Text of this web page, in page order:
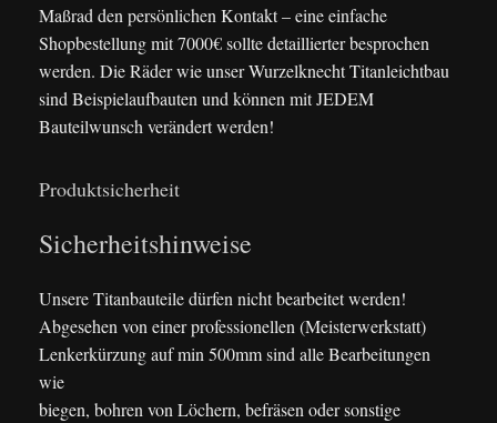
Maßrad den persönlichen Kontakt – eine einfache
Shopbestellung mit 7000€ sollte detaillierter besprochen
werden. Die Räder wie unser Wurzelknecht Titanleichtbau
sind Beispielaufbauten und können mit JEDEM
Bauteilwunsch verändert werden!
Produktsicherheit
Sicherheitshinweise
Unsere Titanbauteile dürfen nicht bearbeitet werden!
Abgesehen von einer professionellen (Meisterwerkstatt)
Lenkerkürzung auf min 500mm sind alle Bearbeitungen
wie
biegen, bohren von Löchern, befräsen oder sonstige